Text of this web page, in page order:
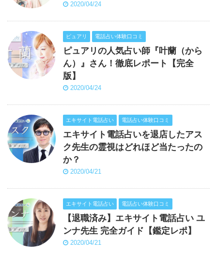
2020/04/24
ピュアリ 電話占い体験口コミ
ピュアリの人気占い師『叶蘭（から
ん）』さん！徹底レポート【完全
版】
2020/04/24
エキサイト電話占い 電話占い体験口コミ
エキサイト電話占いを退店したアス
ク先生の霊視はどれほど当たったの
か？
2020/04/21
エキサイト電話占い 電話占い体験口コミ
【退職済み】エキサイト電話占い ユ
ンナ先生 完全ガイド【鑑定レポ】
2020/04/21